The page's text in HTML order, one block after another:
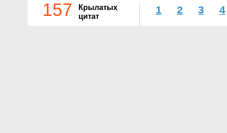
157
Крылатых
цитат
1 2 3 4